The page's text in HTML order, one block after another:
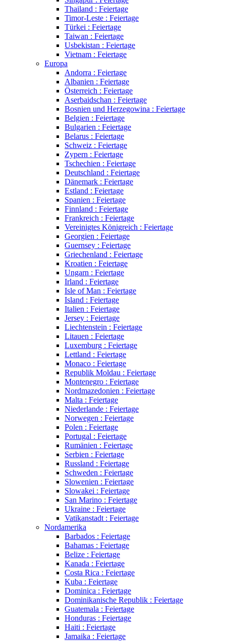
Thailand : Feiertage
Timor-Leste : Feiertage
Türkei : Feiertage
Taiwan : Feiertage
Usbekistan : Feiertage
Vietnam : Feiertage
Europa
Andorra : Feiertage
Albanien : Feiertage
Österreich : Feiertage
Aserbaidschan : Feiertage
Bosnien und Herzegowina : Feiertage
Belgien : Feiertage
Bulgarien : Feiertage
Belarus : Feiertage
Schweiz : Feiertage
Zypern : Feiertage
Tschechien : Feiertage
Deutschland : Feiertage
Dänemark : Feiertage
Estland : Feiertage
Spanien : Feiertage
Finnland : Feiertage
Frankreich : Feiertage
Vereinigtes Königreich : Feiertage
Georgien : Feiertage
Guernsey : Feiertage
Griechenland : Feiertage
Kroatien : Feiertage
Ungarn : Feiertage
Irland : Feiertage
Isle of Man : Feiertage
Island : Feiertage
Italien : Feiertage
Jersey : Feiertage
Liechtenstein : Feiertage
Litauen : Feiertage
Luxemburg : Feiertage
Lettland : Feiertage
Monaco : Feiertage
Republik Moldau : Feiertage
Montenegro : Feiertage
Nordmazedonien : Feiertage
Malta : Feiertage
Niederlande : Feiertage
Norwegen : Feiertage
Polen : Feiertage
Portugal : Feiertage
Rumänien : Feiertage
Serbien : Feiertage
Russland : Feiertage
Schweden : Feiertage
Slowenien : Feiertage
Slowakei : Feiertage
San Marino : Feiertage
Ukraine : Feiertage
Vatikanstadt : Feiertage
Nordamerika
Barbados : Feiertage
Bahamas : Feiertage
Belize : Feiertage
Kanada : Feiertage
Costa Rica : Feiertage
Kuba : Feiertage
Dominica : Feiertage
Dominikanische Republik : Feiertage
Guatemala : Feiertage
Honduras : Feiertage
Haiti : Feiertage
Jamaika : Feiertage